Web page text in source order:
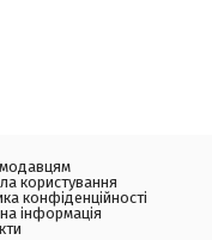
користування
конфіденційності
інформація